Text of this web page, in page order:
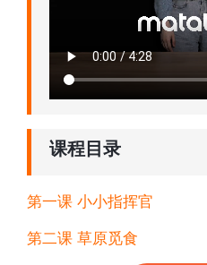
课程目录
第一课 小小指挥官
第二课 草原觅食